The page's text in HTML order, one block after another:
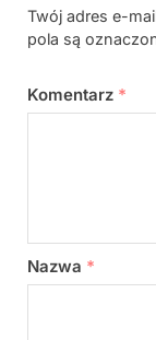
Twój adres e-
pola są
Komentarz *
Nazwa *